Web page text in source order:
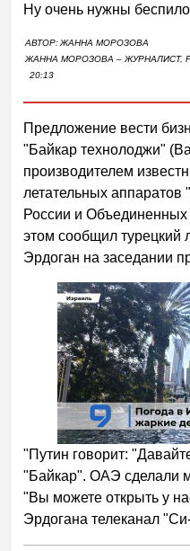
Ну очень нужны
АВТОР:ЖАННА МОРОЗОВА
ЖАННА МОРОЗОВА – ЖУРНАЛИСТ,
20:13
Предложение вести
"Байкар технолоджи"
производителем
летательных аппаратов
России и
этом сообщил турецкий
Эрдоган на заседании
00:00/01:00
"Путин говорит:
"Байкар". ОАЭ сделали
"Вы можете открыть у
Эрдогана телеканал